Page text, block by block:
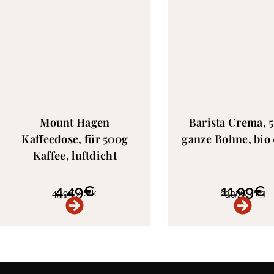
Mount Hagen
Kaffeedose, für 500g
Kaffee, luftdicht
4,49€
4,49€/Stk.
Barista Crema,
ganze Bohne,
11,99€
23,98€/kg